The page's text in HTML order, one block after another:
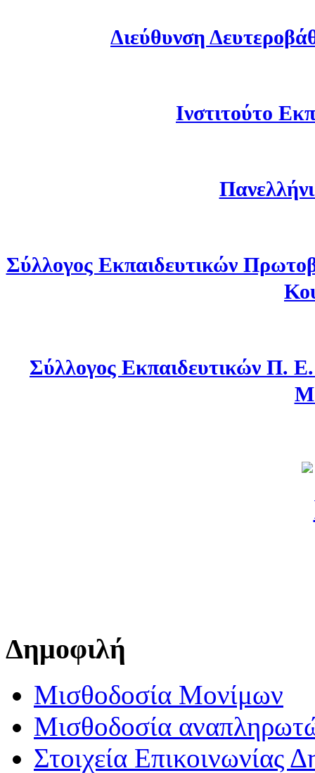
Διεύθυνση
Ινστιτούτο
Σύλλογος Εκπαιδευτικών
Σύλλογος Εκπαιδευτικών Π.
Δημοφιλή
Μισθοδοσία Μονίμων
Μισθοδοσία
Στοιχεία Επικοινωνίας